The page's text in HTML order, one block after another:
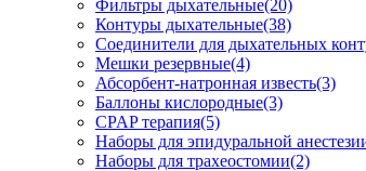
Фильтры дыхательные(20)
Контуры дыхательные(38)
Соединители для дыхательных
Мешки резервные(4)
Абсорбент-натронная известь(3)
Баллоны кислородные(3)
CPAP терапия(5)
Наборы для эпидуральной
Наборы для трахеостомии(2)